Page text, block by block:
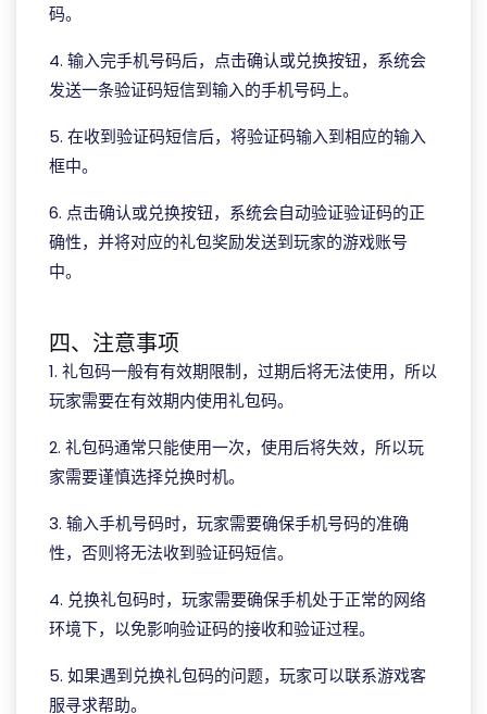
码。
4. 输入完手机号码后，点击确认或兑换按钮，系统会
发送一条验证码短信到输入的手机号码上。
5. 在收到验证码短信后，将验证码输入到相应的输入
框中。
6. 点击确认或兑换按钮，系统会自动验证验证码的正
确性，并将对应的礼包奖励发送到玩家的游戏账号
中。
四、注意事项
1. 礼包码一般有有效期限制，过期后将无法使用，所以
玩家需要在有效期内使用礼包码。
2. 礼包码通常只能使用一次，使用后将失效，所以玩
家需要谨慎选择兑换时机。
3. 输入手机号码时，玩家需要确保手机号码的准确
性，否则将无法收到验证码短信。
4. 兑换礼包码时，玩家需要确保手机处于正常的网络
环境下，以免影响验证码的接收和验证过程。
5. 如果遇到兑换礼包码的问题，玩家可以联系游戏客
服寻求帮助。